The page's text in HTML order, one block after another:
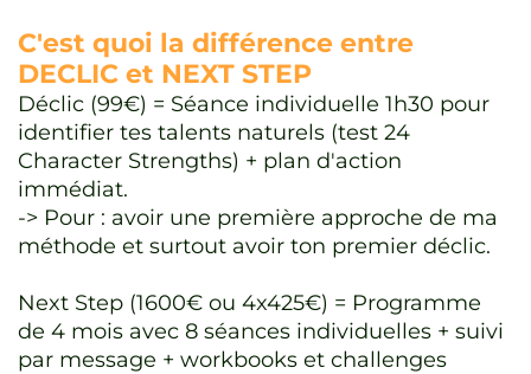
C'est quoi la différence entre
DECLIC et NEXT STEP
Déclic (99€) = Séance individuelle 1h30 pour
identifier tes talents naturels (test 24
Character Strengths) + plan d'action
immédiat.
-> Pour : avoir une première approche de ma
méthode et surtout avoir ton premier déclic.
Next Step (1600€ ou 4x425€) = Programme
de 4 mois avec 8 séances individuelles + suivi
par message + workbooks et challenges